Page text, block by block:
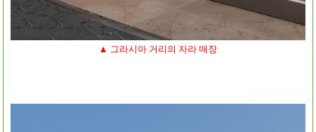
▲ 그라시아 거리의 자라 매장